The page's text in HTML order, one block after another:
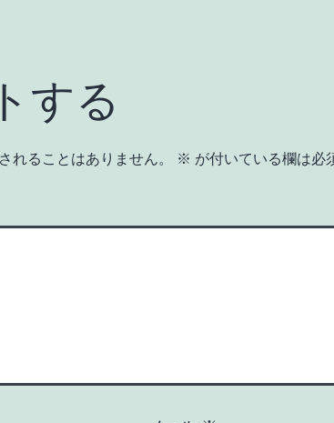
する
れることはありません。 ※ が付いている欄は必